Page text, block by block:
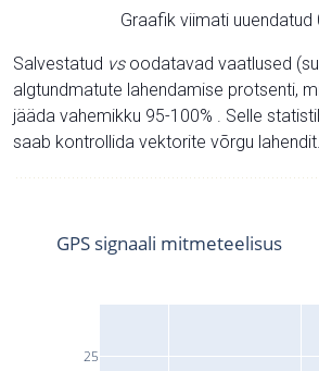
Graafik viimati
Salvestatud vsoodatavad vaatlused
algtundmatute lahendamise protsenti,
jääda vahemikku 95-100% . Selle
saab kontrollida vektorite võrgu lahendit.
25
GPS signaali mitmeteelisus